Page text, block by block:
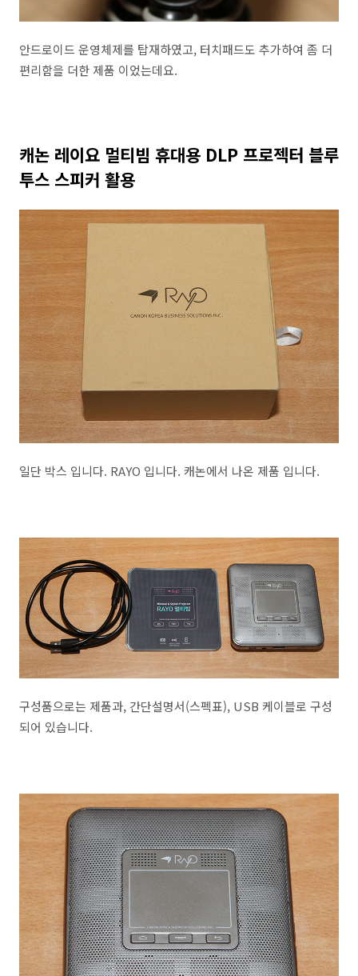
안드로이드 운영체제를 탑재하였고, 터치패드도 추가하여 좀 더
편리함을 더한 제품 이었는데요.
캐논 레이요 멀티빔 휴대용 DLP 프로젝터 블루
투스 스피커 활용
일단 박스 입니다. RAYO 입니다. 캐논에서 나온 제품 입니다.
구성품으로는 제품과, 간단설명서(스펙표), USB 케이블로 구성
되어 있습니다.